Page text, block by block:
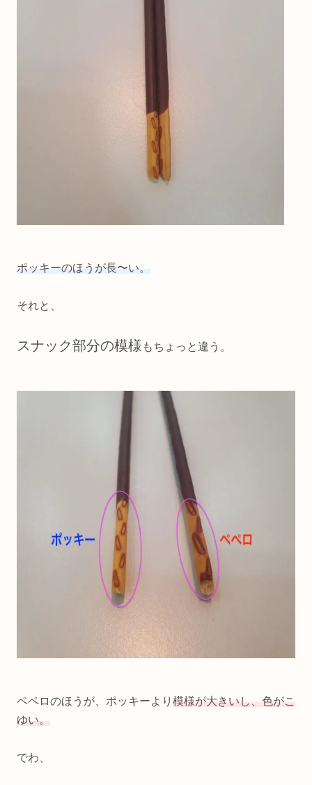
ポッキーのほうが長〜い。
それと、
スナック部分の模様 もちょっと違う。
ペペロのほうが、ポッキーより 模様が大きいし、色がこ
ゆい。
でわ、